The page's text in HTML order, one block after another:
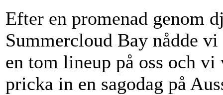
Efter en promenad genom
Summercloud Bay nådde
en tom lineup på oss och
pricka in en sagodag på